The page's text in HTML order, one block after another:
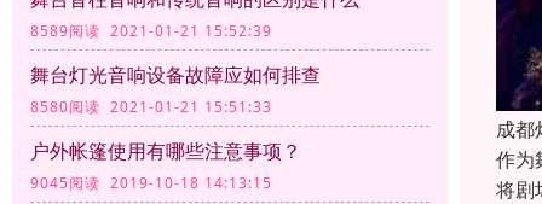
8589阅读 2021-01-21 15:52:39
舞台灯光音响设备故障应如何排查
8580阅读 2021-01-21 15:51:33
户外帐篷使用有哪些注意事项？
9045阅读 2019-10-18 14:13:15
成都
作为
将剧